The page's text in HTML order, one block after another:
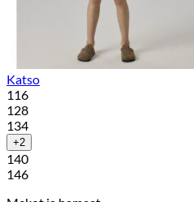
Katso
116
128
134
+2
140
146